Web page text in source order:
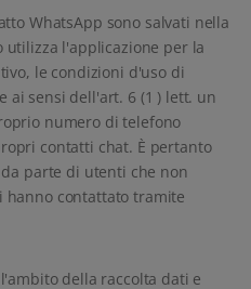
WhatsApp sono salvati nella
l'applicazione per la
le condizioni d'uso di
ai sensi dell'art. 6 (1 ) lett. un
numero di telefono
contatti chat. È pertanto
parte di utenti che non
hanno contattato tramite
della raccolta dati e